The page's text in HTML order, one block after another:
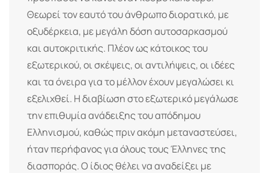
Θεωρεί τον εαυτό του άνθρωπο διορατικό, με
οξυδέρκεια, με μεγάλη δόση αυτοσαρκασμού
και αυτοκριτικής. Πλέον ως κάτοικος του
εξωτερικού, οι σκέψεις, οι αντιλήψεις, οι ιδέες
και τα όνειρα για το μέλλον έχουν μεγαλώσει κι
εξελιχθεί. Η διαβίωση στο εξωτερικό μεγάλωσε
την επιθυμία ανάδειξης του απόδημου
Ελληνισμού, καθώς πριν ακόμη μεταναστεύσει,
ήταν περήφανος για όλους τους Έλληνες της
διασποράς. Ο ίδιος θέλει να αναδείξει με